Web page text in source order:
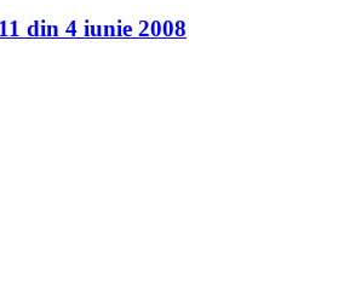
din 4 iunie 2008